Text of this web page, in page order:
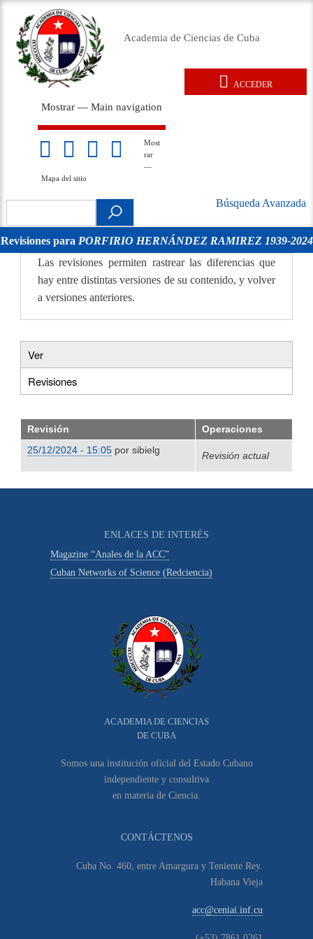
contenido
Academia de Ciencias de Cuba
Main
navigation
Mostrar — Main navigation
Inicio
Acerca de
Membresía
Premios
Eventos
Relaciones exteriores
Documentos legales
Repositorio
Noticias
sitio
Most
rar
—
Mapa del sitio
ACCEDER
Avanzada
movil
Búsqueda Avanzada
Revisiones para PORFIRIO HERNÁNDEZ RAMIREZ 1939-2024
Las revisiones permiten rastrear las diferencias que
hay entre distintas versiones de su contenido, y volver
a versiones anteriores.
Primary
tabs
Ver
Revisiones(solapa
Revisión
Operaciones
25/12/2024 - 15:05por sibielg
Revisión actual
ENLACES DE INTERÉS
Magazine “Anales de la ACC”
Cuban Networks of Science (Redciencia)
ACADEMIA DE CIENCIAS
DE CUBA
Somos una institución oficial del Estado Cubano
independiente y consultiva
en materia de Ciencia.
CONTÁCTENOS
Cuba No. 460, entre Amargura y Teniente Rey.
Habana Vieja
acc@ceniai.inf.cu